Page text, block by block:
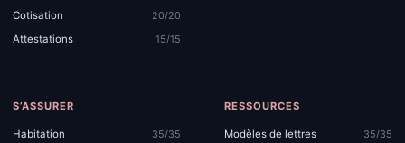
Cotisation
20/20
Attestations
15/15
S’ASSURER
Habitation
35/35
RESSOURCES
Modèles de lettres
35/35